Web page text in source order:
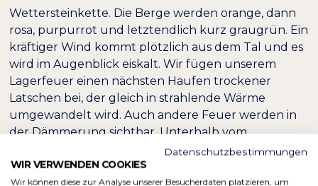
Wettersteinkette. Die Berge werden orange, dann
rosa, purpurrot und letztendlich kurz graugrün. Ein
kräftiger Wind kommt plötzlich aus dem Tal und es
wird im Augenblick eiskalt. Wir fügen unserem
Lagerfeuer einen nächsten Haufen trockener
Latschen bei, der gleich in strahlende Wärme
umgewandelt wird. Auch andere Feuer werden in
der Dämmerung sichtbar. Unterhalb vom
Osterfelder am Schwarzenkopf, am Hausberg und
unten in Grainau – überall sieht man helle Punkte.
An der Kreuzalm wird auch gefeiert, allerdings ohne
Datenschutzbestimmungen
WIR VERWENDEN COOKIES
Wir können diese zur Analyse unserer Besucherdaten platzieren, um